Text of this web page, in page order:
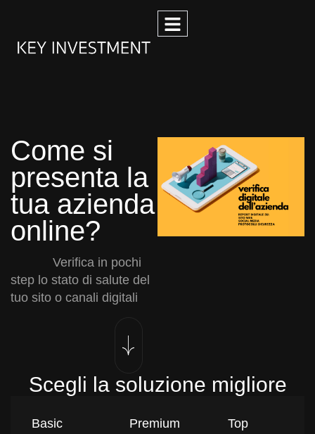
Come si
presenta la
tua azienda
online?
Verifica in pochi
step lo stato di salute del
tuo sito o canali digitali
Scegli la soluzione migliore
Basic Premium Top